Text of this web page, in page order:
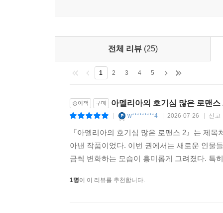
전체 리뷰(25)
종이책 구매 아멜리아의 호기심 많은 로맨스
| w*********4 | 2026-07-26 | 신고
『아멜리아의 호기심 많은 로맨스 2』는 제
아낸 작품이었다. 이번 권에서는 새로운 인물